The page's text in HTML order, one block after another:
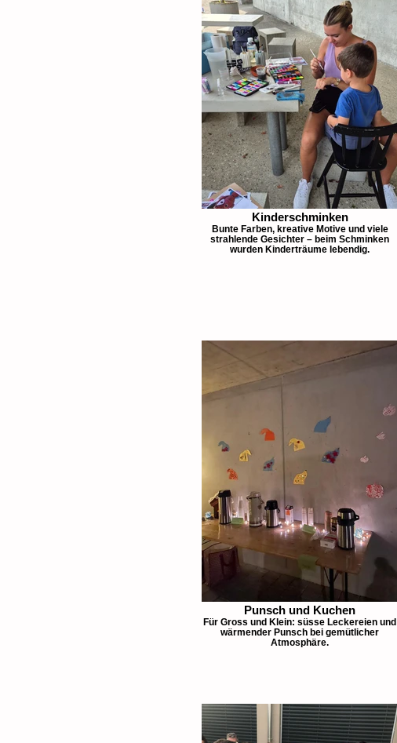
Kinderschminken
Bunte Farben, kreative Motive und viele
strahlende Gesichter – beim Schminken
wurden Kinderträume lebendig.
Punsch und Kuchen
Für Gross und Klein: süsse Leckereien und
wärmender Punsch bei gemütlicher
Atmosphäre.